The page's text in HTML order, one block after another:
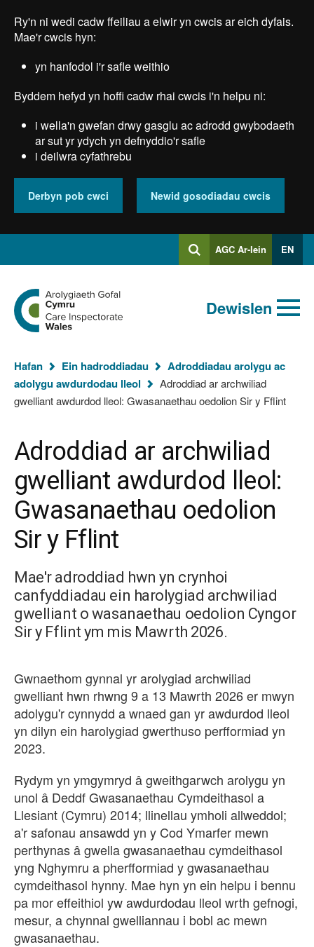
main
Ry'n ni wedi cadw ffeiliau a elwir yn cwcis ar eich dyfais.
Mae'r cwcis hyn:
yn hanfodol i'r safle weithio
Byddem hefyd yn hoffi cadw rhai cwcis i'n helpu ni:
i wella'n gwefan drwy gasglu ac adrodd gwybodaeth
ar sut yr ydych yn defnyddio'r safle
i deilwra cyfathrebu
Derbyn pob cwci Newid gosodiadau cwcis
ChwilioMewngofnodi
i
AGC Ar-lein EN
Chwiliad
allweddeiriau
cyflawn
Chwilio
Ewch
i
hafan
Arolygiaeth
Cymru
Dewislen
Rydych
chi
yma:
Hafan Ein hadroddiadau
Adroddiadau arolygu ac
adolygu awdurdodau lleol
Adroddiad ar archwiliad
gwelliant awdurdod lleol: Gwasanaethau oedolion Sir y Fflint
Adroddiad ar archwiliad
gwelliant awdurdod lleol:
Gwasanaethau oedolion
Sir y Fflint
Mae'r adroddiad hwn yn crynhoi
canfyddiadau ein harolygiad archwiliad
gwelliant o wasanaethau oedolion Cyngor
Sir y Fflint ym mis Mawrth 2026.
Gwnaethom gynnal yr arolygiad archwiliad
gwelliant hwn rhwng 9 a 13 Mawrth 2026 er mwyn
adolygu'r cynnydd a wnaed gan yr awdurdod lleol
yn dilyn ein harolygiad gwerthuso perfformiad yn
2023.
Rydym yn ymgymryd â gweithgarwch arolygu yn
unol â Deddf Gwasanaethau Cymdeithasol a
Llesiant (Cymru) 2014; llinellau ymholi allweddol;
a'r safonau ansawdd yn y Cod Ymarfer mewn
perthynas â gwella gwasanaethau cymdeithasol
yng Nghymru a pherfformiad y gwasanaethau
cymdeithasol hynny. Mae hyn yn ein helpu i bennu
pa mor effeithiol yw awdurdodau lleol wrth gefnogi,
mesur, a chynnal gwelliannau i bobl ac mewn
gwasanaethau.